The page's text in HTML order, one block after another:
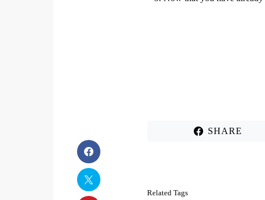
SHARE
Related Tags